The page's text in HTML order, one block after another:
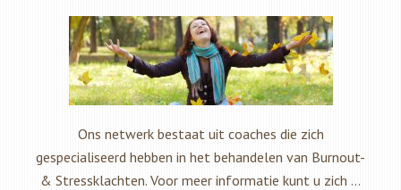
Ons netwerk bestaat uit coaches die zich
gespecialiseerd hebben in het behandelen van Burnout-
& Stressklachten. Voor meer informatie kunt u zich …